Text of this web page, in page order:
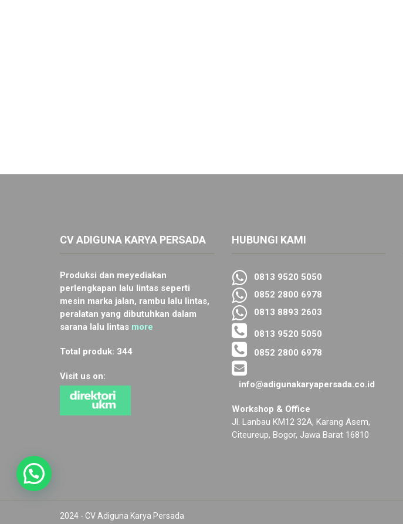
CV ADIGUNA KARYA PERSADA
Produksi dan meyediakan
perlengkapan lalu lintas seperti
mesin marka jalan, rambu lalu lintas,
peralatan yang dibutuhkan dalam
sarana lalu lintas more
Total produk: 344
Visit us on:
HUBUNGI KAMI
0813 9520 5050
0852 2800 6978
0813 8893 2603
0813 9520 5050
0852 2800 6978
info@adigunakaryapersada.co.id
Workshop & Office
Jl. Lanbau KM12 32A, Karang Asem,
Citeureup, Bogor, Jawa Barat 16810
2024 - CV Adiguna Karya Persada